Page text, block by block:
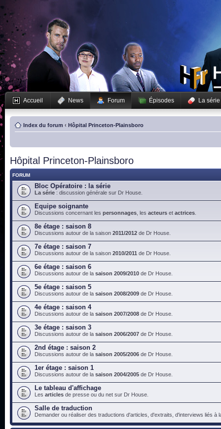
Accueil News Forum Épisodes La série
Index du forum ‹ Hôpital Princeton-Plainsboro
Hôpital Princeton-Plainsboro
FORUM
Bloc Opératoire : la série
La série : discussion générale sur Dr House.
Equipe soignante
Discussions concernant les personnages , les acteurs et actrices
8e étage : saison 8
Discussions autour de la saison 2011/2012 de Dr House.
7e étage : saison 7
Discussions autour de la saison 2010/2011 de Dr House.
6e étage : saison 6
Discussions autour de la saison 2009/2010 de Dr House.
5e étage : saison 5
Discussions autour de la saison 2008/2009 de Dr House.
4e étage : saison 4
Discussions autour de la saison 2007/2008 de Dr House.
3e étage : saison 3
Discussions autour de la saison 2006/2007 de Dr House.
2nd étage : saison 2
Discussions autour de la saison 2005/2006 de Dr House.
1er étage : saison 1
Discussions autour de la saison 2004/2005 de Dr House.
Le tableau d'affichage
Les articles de presse ou du net sur Dr House.
Salle de traduction
Demander ou réaliser des traductions d'articles, d'extraits, d'interviews liés à